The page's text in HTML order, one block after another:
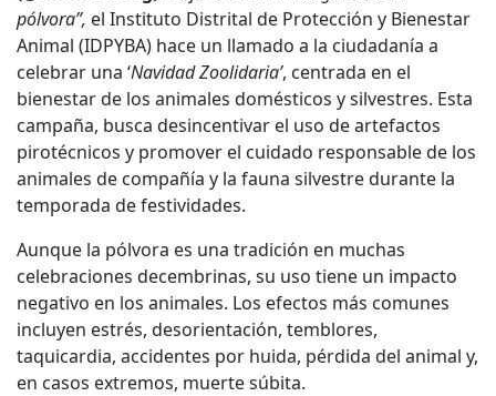
pólvora”, el Instituto Distrital de Protección y Bienestar
Animal (IDPYBA) hace un llamado a la ciudadanía a
celebrar una ‘Navidad Zoolidaria’, centrada en el
bienestar de los animales domésticos y silvestres. Esta
campaña, busca desincentivar el uso de artefactos
pirotécnicos y promover el cuidado responsable de los
animales de compañía y la fauna silvestre durante la
temporada de festividades.
Aunque la pólvora es una tradición en muchas
celebraciones decembrinas, su uso tiene un impacto
negativo en los animales. Los efectos más comunes
incluyen estrés, desorientación, temblores,
taquicardia, accidentes por huida, pérdida del animal y,
en casos extremos, muerte súbita.